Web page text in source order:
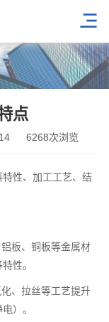
点
6268次浏览
性、加工工艺、结
板、铜板等金属材
性。
、拉丝等工艺提升
）。